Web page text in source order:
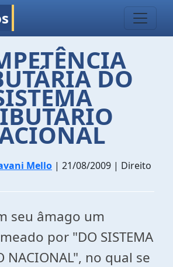
DO
Mello | 21/08/2009 | Direito
seu âmago um
por "DO SISTEMA
NACIONAL", no qual se